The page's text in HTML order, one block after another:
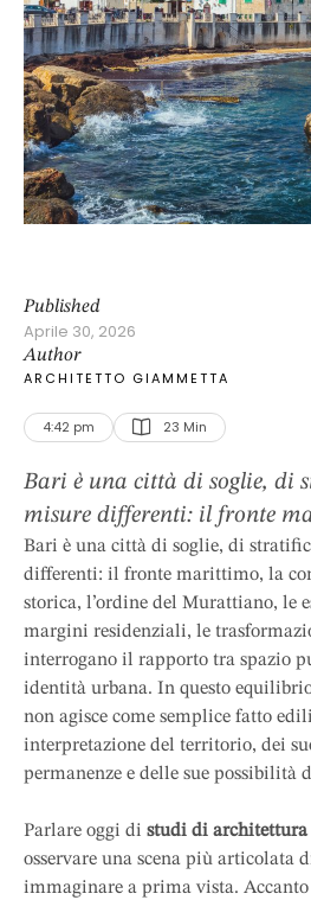
Published
Aprile 30, 2026
Author
ARCHITETTO GIAMMETTA
4:42 pm 23 Min
Bari è una città di soglie, di
misure differenti: il fronte
compattezza della città
Murattiano, le espansioni
residenziali, le
interrogano il rapporto tra
abitare e identità urbana. In
mobile, l’architettura non
fatto edilizio, ma …
Bari è una città di soglie, di
differenti: il fronte marittimo, la
storica, l’ordine del Murattiano, le
margini residenziali, le
interrogano il rapporto tra spazio
identità urbana. In questo
non agisce come semplice fatto
interpretazione del territorio, dei
permanenze e delle sue possibilità
Parlare oggi di studi di architettura
osservare una scena più articolata
immaginare a prima vista.